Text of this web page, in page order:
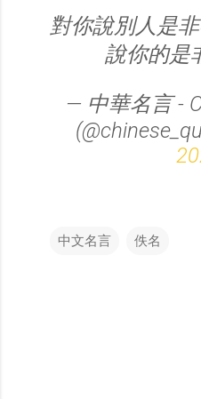
對你說別人是
說你的是
— 中華名言 -
中文名言 佚名